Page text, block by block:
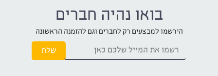
בואו נהיה חברים
הירשמו למבצעים רק לחברים וגם להזמנה הראשונה